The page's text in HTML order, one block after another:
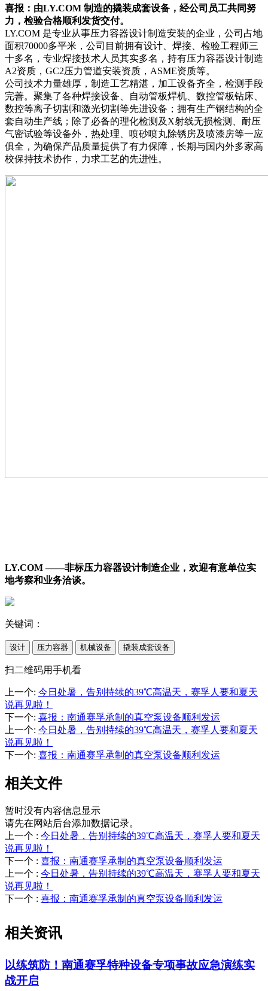
喜报：由LY.COM 制造的撬装成套设备，经公司员工共同努
力，检验合格顺利发货交付。
LY.COM 是专业从事压力容器设计制造安装的企业，公司占地
面积70000多平米，公司目前拥有设计、焊接、检验工程师三
十多名，专业焊接技术人员其实多名，持有压力容器设计制造
A2资质，GC2压力管道安装资质，ASME资质等。
公司技术力量雄厚，制造工艺精湛，加工设备齐全，检测手段
完善。聚集了各种焊接设备、自动管板焊机、数控管板钻床、
数控等离子切割和激光切割等先进设备；拥有生产钢结构的全
套自动生产线；除了必备的理化检测及X射线无损检测、耐压
气密试验等设备外，热处理、喷砂喷丸除锈房及喷漆房等一应
俱全，为确保产品质量提供了有力保障，长期与国内外多家高
校保持技术协作，力求工艺的先进性。
LY.COM ——非标压力容器设计制造企业，欢迎有意单位实
地考察和业务洽谈。
关键词：
设计 压力容器 机械设备 撬装成套设备
扫二维码用手机看
上一个: 今日处暑，告别持续的39℃高温天，赛孚人要和夏天
说再见啦！
下一个: 喜报：南通赛孚承制的真空泵设备顺利发运
上一个: 今日处暑，告别持续的39℃高温天，赛孚人要和夏天
说再见啦！
下一个: 喜报：南通赛孚承制的真空泵设备顺利发运
相关文件
暂时没有内容信息显示
请先在网站后台添加数据记录。
上一个 : 今日处暑，告别持续的39℃高温天，赛孚人要和夏天
说再见啦！
下一个 : 喜报：南通赛孚承制的真空泵设备顺利发运
上一个 : 今日处暑，告别持续的39℃高温天，赛孚人要和夏天
说再见啦！
下一个 : 喜报：南通赛孚承制的真空泵设备顺利发运
相关资讯
以练筑防！南通赛孚特种设备专项事故应急演练实
战开启